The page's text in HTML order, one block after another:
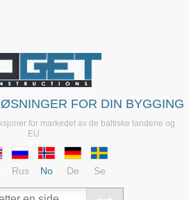
FOR DIN BYGGING
for markedet av de baltiske landene og
EU
Rus No De Se